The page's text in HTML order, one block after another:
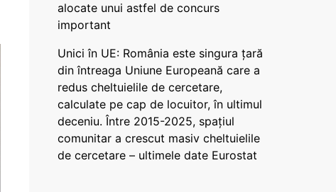
alocate unui astfel de concurs
important
Unici în UE: România este singura țară
din întreaga Uniune Europeană care a
redus cheltuielile de cercetare,
calculate pe cap de locuitor, în ultimul
deceniu. Între 2015-2025, spațiul
comunitar a crescut masiv cheltuielile
de cercetare – ultimele date Eurostat